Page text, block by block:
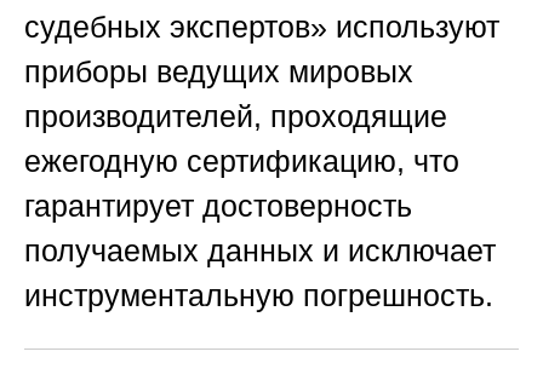
судебных экспертов» используют
приборы ведущих мировых
производителей, проходящие
ежегодную сертификацию, что
гарантирует достоверность
получаемых данных и исключает
инструментальную погрешность.